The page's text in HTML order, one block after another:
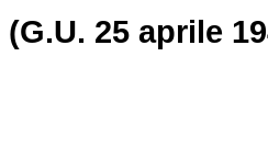
(G.U. 25 aprile